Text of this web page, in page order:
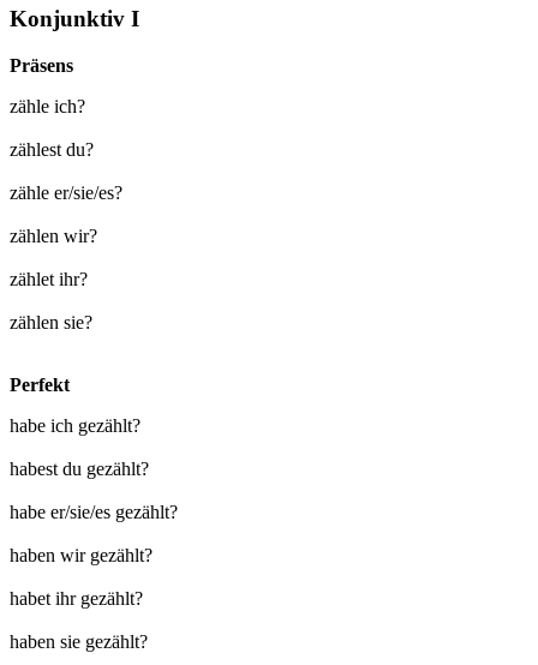
Konjunktiv I
Präsens
zähle ich?
zählest du?
zähle er/sie/es?
zählen wir?
zählet ihr?
zählen sie?
Perfekt
habe ich gezählt?
habest du gezählt?
habe er/sie/es gezählt?
haben wir gezählt?
habet ihr gezählt?
haben sie gezählt?